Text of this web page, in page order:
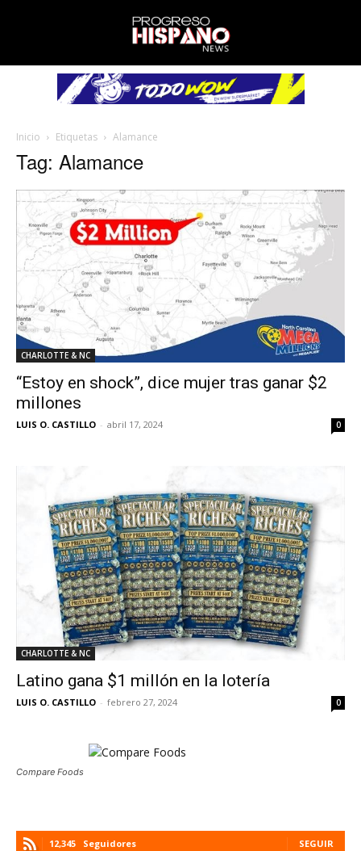
Inicio Etiquetas Alamance
Tag: Alamance
CHARLOTTE & NC
“Estoy en shock”, dice mujer tras ganar $2
millones
LUIS O. CASTILLO - abril 17, 2024 0
CHARLOTTE & NC
Latino gana $1 millón en la lotería
LUIS O. CASTILLO - febrero 27, 2024 0
Compare Foods
12,345 Seguidores SEGUIR